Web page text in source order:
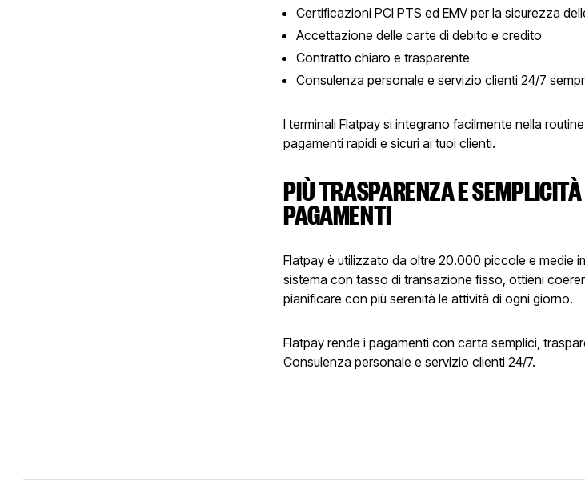
Certificazioni PCI PTS ed EMV per la sicurezza
Accettazione delle carte di debito e credito
Contratto chiaro e trasparente
Consulenza personale e servizio clienti 24/7
Iterminali Flatpay si integrano facilmente nella
pagamenti rapidi e sicuri ai tuoi clienti.
PIÙ TRASPARENZA E
PAGAMENTI
Flatpay è utilizzato da oltre 20.000 piccole e medie
sistema con tasso di transazione fisso, ottieni
pianificare con più serenità le attività di ogni giorno.
Flatpay rende i pagamenti con carta semplici,
Consulenza personale e servizio clienti 24/7.